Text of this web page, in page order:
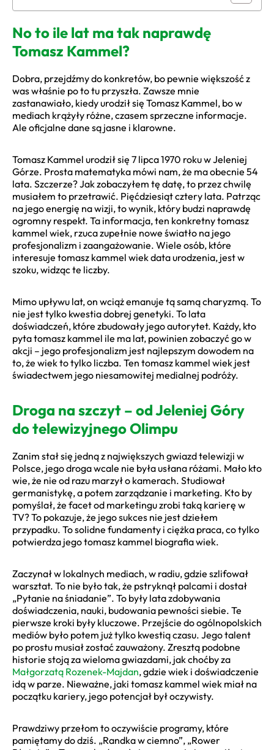
No to ile lat ma tak naprawdę
Tomasz Kammel?
Dobra, przejdźmy do konkretów, bo pewnie większość z
was właśnie po to tu przyszła. Zawsze mnie
zastanawiało, kiedy urodził się Tomasz Kammel, bo w
mediach krążyły różne, czasem sprzeczne informacje.
Ale oficjalne dane są jasne i klarowne.
Tomasz Kammel urodził się 7 lipca 1970 roku w Jeleniej
Górze. Prosta matematyka mówi nam, że ma obecnie 54
lata. Szczerze? Jak zobaczyłem tę datę, to przez chwilę
musiałem to przetrawić. Pięćdziesiąt cztery lata. Patrząc
na jego energię na wizji, to wynik, który budzi naprawdę
ogromny respekt. Ta informacja, ten konkretny tomasz
kammel wiek, rzuca zupełnie nowe światło na jego
profesjonalizm i zaangażowanie. Wiele osób, które
interesuje tomasz kammel wiek data urodzenia, jest w
szoku, widząc te liczby.
Mimo upływu lat, on wciąż emanuje tą samą charyzmą. To
nie jest tylko kwestia dobrej genetyki. To lata
doświadczeń, które zbudowały jego autorytet. Każdy, kto
pyta tomasz kammel ile ma lat, powinien zobaczyć go w
akcji – jego profesjonalizm jest najlepszym dowodem na
to, że wiek to tylko liczba. Ten tomasz kammel wiek jest
świadectwem jego niesamowitej medialnej podróży.
Droga na szczyt – od Jeleniej Góry
do telewizyjnego Olimpu
Zanim stał się jedną z największych gwiazd telewizji w
Polsce, jego droga wcale nie była usłana różami. Mało kto
wie, że nie od razu marzył o kamerach. Studiował
germanistykę, a potem zarządzanie i marketing. Kto by
pomyślał, że facet od marketingu zrobi taką karierę w
TV? To pokazuje, że jego sukces nie jest dziełem
przypadku. To solidne fundamenty i ciężka praca, co tylko
potwierdza jego tomasz kammel biografia wiek.
Zaczynał w lokalnych mediach, w radiu, gdzie szlifował
warsztat. To nie było tak, że pstryknął palcami i dostał
„Pytanie na śniadanie”. To były lata zdobywania
doświadczenia, nauki, budowania pewności siebie. Te
pierwsze kroki były kluczowe. Przejście do ogólnopolskich
mediów było potem już tylko kwestią czasu. Jego talent
po prostu musiał zostać zauważony. Zresztą podobne
historie stoją za wieloma gwiazdami, jak choćby za
Małgorzatą Rozenek-Majdan, gdzie wiek i doświadczenie
idą w parze. Nieważne, jaki tomasz kammel wiek miał na
początku kariery, jego potencjał był oczywisty.
Prawdziwy przełom to oczywiście programy, które
pamiętamy do dziś. „Randka w ciemno”, „Rower